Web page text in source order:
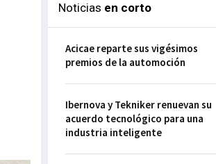
Noticias en corto
Acicae reparte sus vigésimos
premios de la automoción
Ibernova y Tekniker renuevan su
acuerdo tecnológico para una
industria inteligente